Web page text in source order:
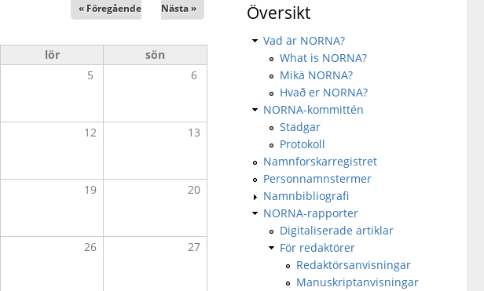
« Föregående Nästa »
lör
sön
5 6
12 13
19 20
26 27
Översikt
Vad är NORNA?
What is NORNA?
Mikä NORNA?
Hvað er NORNA?
NORNA-kommittén
Stadgar
Protokoll
Namnforskarregistret
Personnamnstermer
Namnbibliografi
NORNA-rapporter
Digitaliserade artiklar
För redaktörer
Redaktörsanvisningar
Manuskriptanvisningar